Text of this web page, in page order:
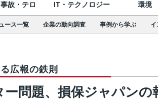
事故・テロ IT・テクノロジー 環境
ース一覧 企業の動向調査 事例から学ぶ イ
広報の鉄則
ー問題、損保ジャパンの